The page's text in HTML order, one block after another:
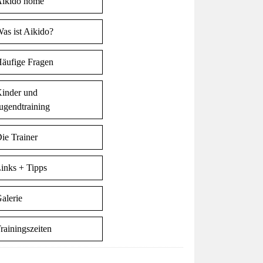
ist Aikido?
Fragen
und
Trainer
+ Tipps